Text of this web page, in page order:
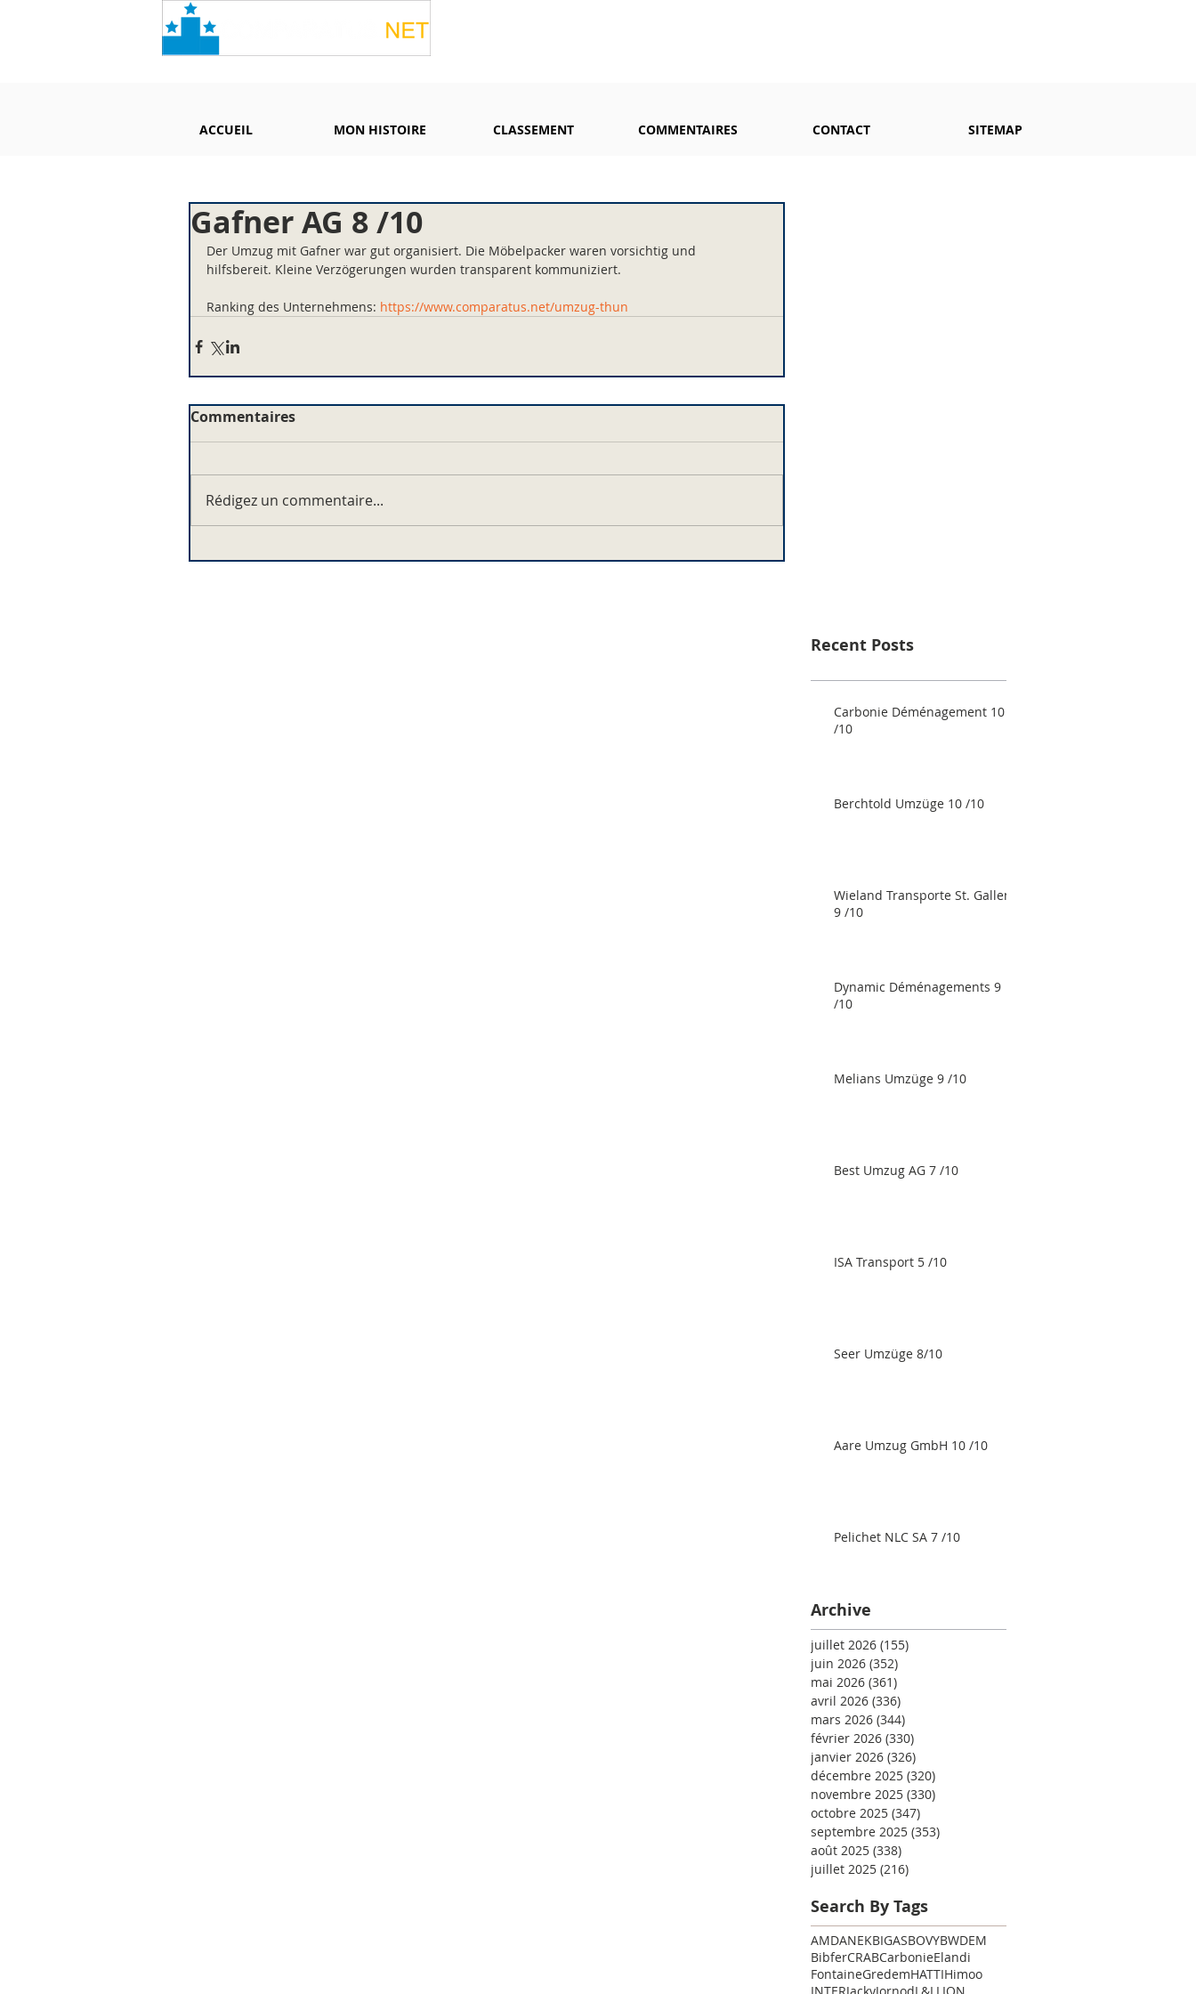
ACCUEIL MON HISTOIRE CLASSEMENT COMMENTAIRES CONTACT SITEMAP
Gafner AG 8 /10
Der Umzug mit Gafner war gut organisiert. Die Möbelpacker waren vorsichtig und
hilfsbereit. Kleine Verzögerungen wurden transparent kommuniziert.
Ranking des Unternehmens: https://www.comparatus.net/umzug-thun
Commentaires
Rédigez un commentaire...
Recent Posts
Carbonie Déménagement 10
/10
Berchtold Umzüge 10 /10
Wieland Transporte St. Gallen
9 /10
Dynamic Déménagements 9
/10
Melians Umzüge 9 /10
Best Umzug AG 7 /10
ISA Transport 5 /10
Seer Umzüge 8/10
Aare Umzug GmbH 10 /10
Pelichet NLC SA 7 /10
Archive
juillet 2026 (155)
juin 2026 (352)
mai 2026 (361)
avril 2026 (336)
mars 2026 (344)
février 2026 (330)
janvier 2026 (326)
décembre 2025 (320)
novembre 2025 (330)
octobre 2025 (347)
septembre 2025 (353)
août 2025 (338)
juillet 2025 (216)
Search By Tags
AMDANEKBIGASBOVYBWDEM
BibferCRABCarbonieElandi
FontaineGredemHATTIHimoo